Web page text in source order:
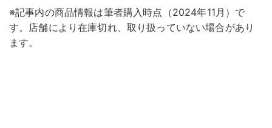
※記事内の商品情報は筆者購入時点（2024年11月）で
す。店舗により在庫切れ、取り扱っていない場合があり
ます。